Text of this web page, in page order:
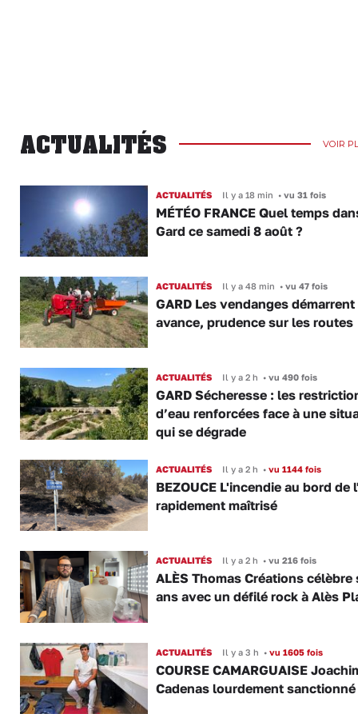
ACTUALITÉS VOIR
ACTUALITÉS Il y a 18 min •vu 31 fois
MÉTÉO FRANCE Quel temps
Gard ce samedi 8 août ?
ACTUALITÉS Il y a 48 min •vu 47 fois
GARD Les vendanges démarrent
avance, prudence sur les routes
ACTUALITÉS Il y a 2 h •vu 490 fois
GARD Sécheresse : les
d’eau renforcées face à une
qui se dégrade
ACTUALITÉS Il y a 2 h •vu 1144 fois
BEZOUCE L'incendie au bord de
rapidement maîtrisé
ACTUALITÉS Il y a 2 h •vu 216 fois
ALÈS Thomas Créations célèbre
ans avec un défilé rock à Alès
ACTUALITÉS Il y a 3 h •vu 1605 fois
COURSE CAMARGUAISE
Cadenas lourdement sanctionné